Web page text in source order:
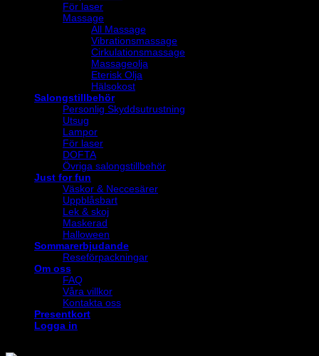
För laser
Massage
All Massage
Vibrationsmassage
Cirkulationsmassage
Massageolja
Eterisk Olja
Hälsokost
Salongstillbehör
Personlig Skyddsutrustning
Utsug
Lampor
För laser
DOFTA
Övriga salongstillbehör
Just for fun
Väskor & Neccesärer
Uppblåsbart
Lek & skoj
Maskerad
Halloween
Sommarerbjudande
Reseförpackningar
Om oss
FAQ
Våra villkor
Kontakta oss
Presentkort
Logga in